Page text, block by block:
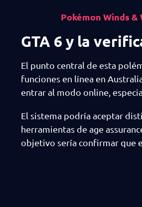
Pokémon Winds
GTA 6 y la
El punto central de esta
funciones en línea en
entrar al modo online,
El sistema podría aceptar
herramientas de age
objetivo sería confirmar que